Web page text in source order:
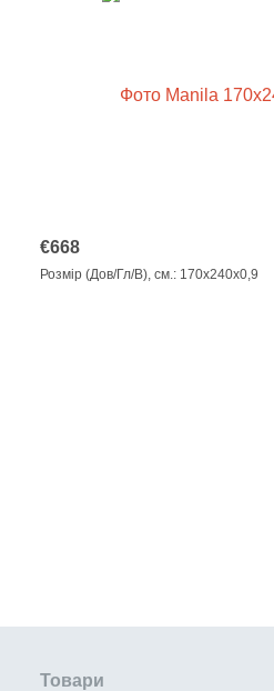
€668
Розмір (Дов/Гл/В), см.: 170х240x0,9
Товари